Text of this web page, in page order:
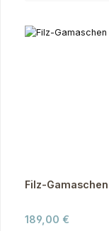
Filz-Gamaschen
Regulärer Preis:
189,00 €